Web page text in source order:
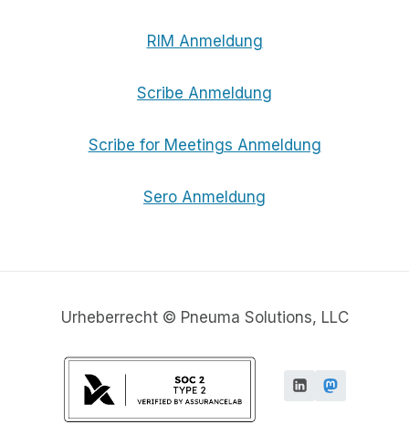
RIM Anmeldung
Scribe Anmeldung
Scribe for Meetings Anmeldung
Sero Anmeldung
Urheberrecht © Pneuma Solutions, LLC